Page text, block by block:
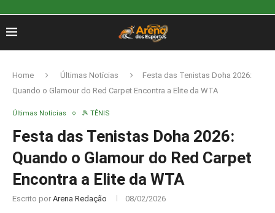
Home Últimas Notícias
Festa das Tenistas Doha 2026:
Quando o Glamour do Red Carpet Encontra a Elite da WTA
Últimas Notícias 🎾 TÊNIS
Festa das Tenistas Doha 2026:
Quando o Glamour do Red Carpet
Encontra a Elite da WTA
Escrito por Arena Redação 08/02/2026